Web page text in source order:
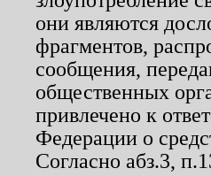
они являются
фрагментов,
сообщения,
общественных
привлечено к
Федерации о
Согласно абз.3,